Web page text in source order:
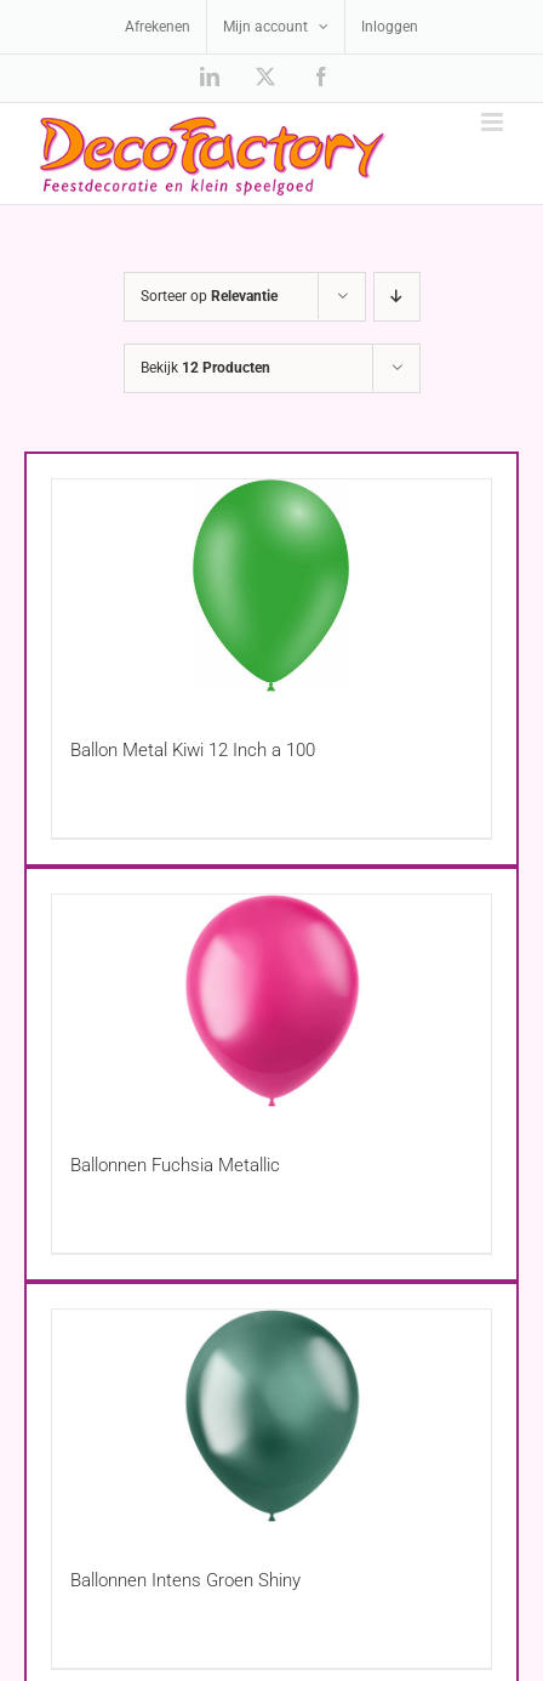
Afrekenen Mijn account Inloggen
LinkedIn
Sorteer op Relevantie
Bekijk 12 Producten
Ballon Metal Kiwi 12 Inch a 100
Ballonnen Fuchsia Metallic
Ballonnen Intens Groen Shiny